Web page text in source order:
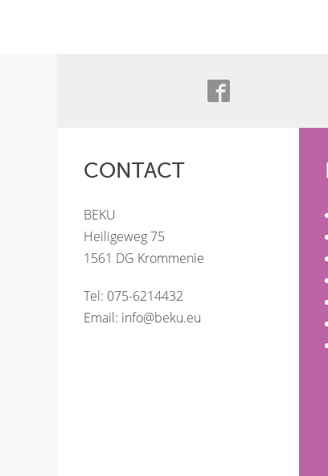
CONTACT
BEKU
Heiligeweg 75
1561 DG Krommenie
Tel: 075-6214432
Email: info@beku.eu